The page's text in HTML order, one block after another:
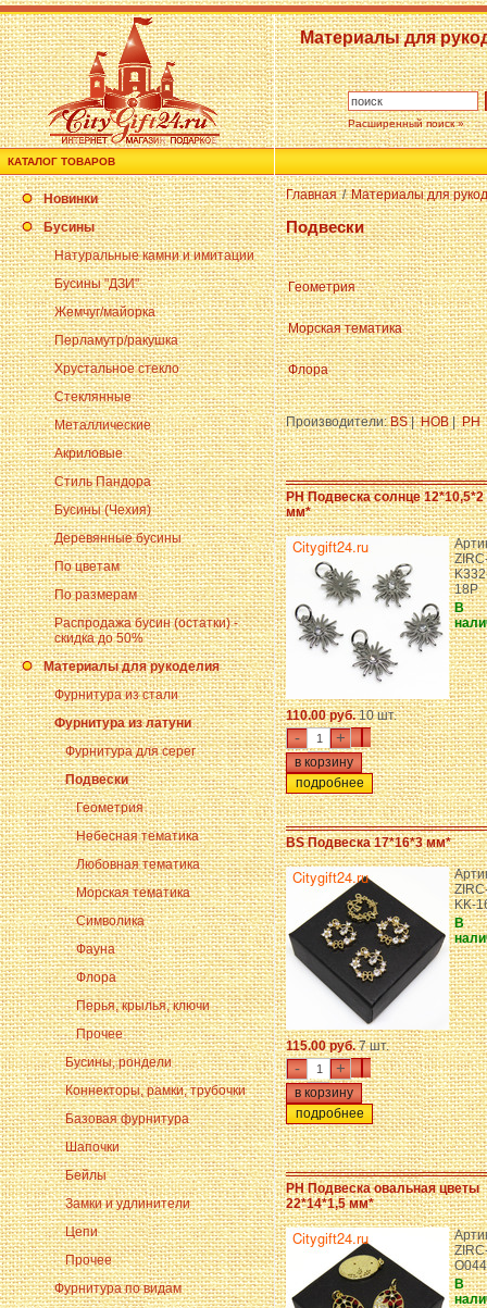
Материалы для
Расширенный поиск »
КАТАЛОГ ТОВАРОВ
Новинки
Бусины
Натуральные камни и имитации
Бусины "ДЗИ"
Жемчуг/майорка
Перламутр/ракушка
Хрустальное стекло
Стеклянные
Металлические
Акриловые
Стиль Пандора
Бусины (Чехия)
Деревянные бусины
По цветам
По размерам
Распродажа бусин (остатки) -
скидка до 50%
Материалы для рукоделия
Фурнитура из стали
Фурнитура из латуни
Фурнитура для серег
Подвески
Геометрия
Небесная тематика
Любовная тематика
Морская тематика
Символика
Фауна
Флора
Перья, крылья, ключи
Прочее
Бусины, рондели
Коннекторы, рамки, трубочки
Базовая фурнитура
Шапочки
Бейлы
Замки и удлинители
Цепи
Прочее
Фурнитура по видам
Главная / Материалы для
Подвески
Геометрия
Морская тематика
Флора
Производители:BS| HOB| PH
PH Подвеска солнце 12*10,5*2
мм*
18P
В
110.00 руб.10 шт.
- +
подробнее
BS Подвеска 17*16*3 мм*
KK-
В
115.00 руб.7 шт.
- +
подробнее
PH Подвеска овальная цветы
22*14*1,5 мм*
В